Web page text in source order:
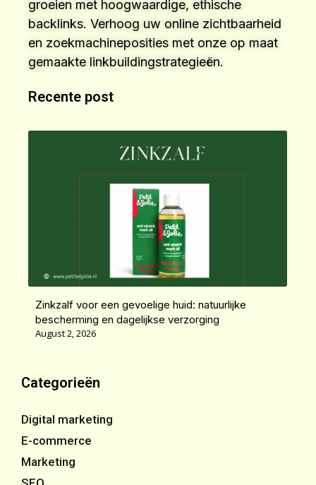
groeien met hoogwaardige, ethische
backlinks. Verhoog uw online zichtbaarheid
en zoekmachineposities met onze op maat
gemaakte linkbuildingstrategieën.
Recente post
Zinkzalf voor een gevoelige huid: natuurlijke
bescherming en dagelijkse verzorging
August 2, 2026
Categorieën
Digital marketing
E-commerce
Marketing